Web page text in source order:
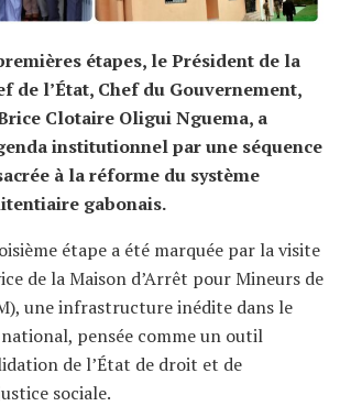
étapes, le Président de la
de l’État, Chef du Gouvernement,
Clotaire Oligui Nguema, a
institutionnel par une séquence
à la réforme du système
gabonais.
étape a été marquée par la visite
de la Maison d’Arrêt pour Mineurs de
une infrastructure inédite dans le
pensée comme un outil
de l’État de droit et de
sociale.